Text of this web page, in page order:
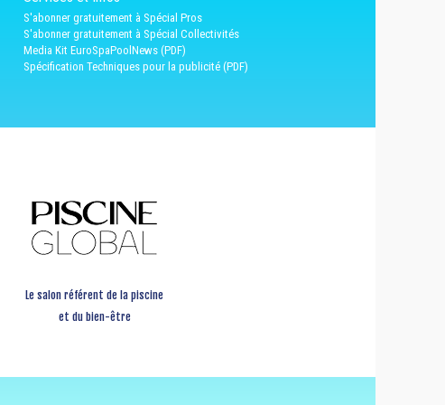
S'abonner gratuitement à Spécial Pros
S'abonner gratuitement à Spécial Collectivités
Media Kit EuroSpaPoolNews (PDF)
Spécification Techniques pour la publicité (PDF)
Le salon référent de la piscine
et du bien-être